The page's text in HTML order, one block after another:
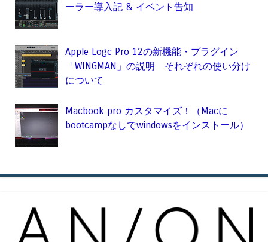
ーラー導入記 & イベント告知
Apple Logc Pro 12の新機能・プラグイン
「WINGMAN」の説明 それぞれの使い分け
について
Macbook pro カスタマイズ！（Macに
bootcampなしでwindowsをインストール）